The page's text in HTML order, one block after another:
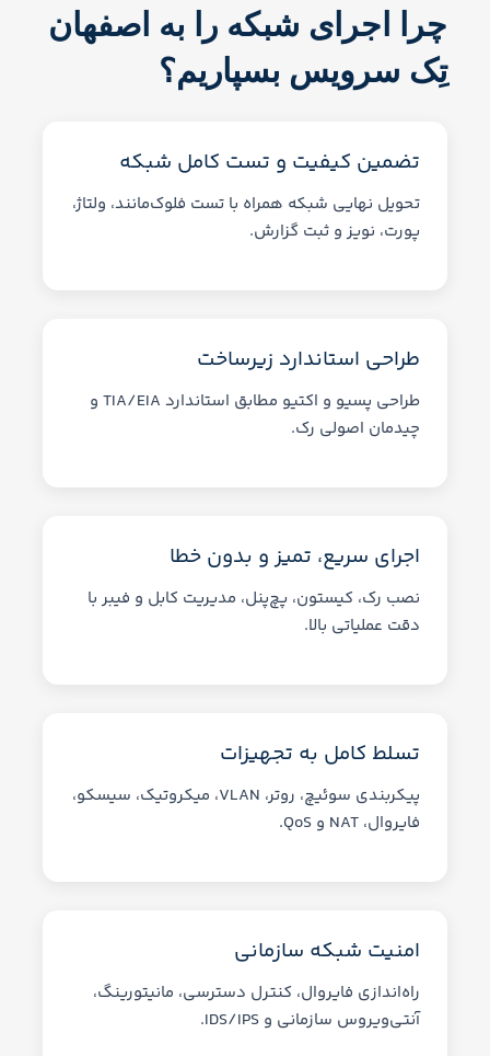
چرا اجرای شبکه را به اصفهان
تِک سرویس بسپاریم؟
تضمین کیفیت و تست کامل شبکه
تحویل نهایی شبکه همراه با تست فلوک‌مانند، ولتاژ،
پورت، نویز و ثبت گزارش.
طراحی استاندارد زیرساخت
طراحی پسیو و اکتیو مطابق استاندارد TIA/EIA و
چیدمان اصولی رک.
اجرای سریع، تمیز و بدون خطا
نصب رک، کیستون، پچ‌پنل، مدیریت کابل و فیبر با
دقت عملیاتی بالا.
تسلط کامل به تجهیزات
پیکربندی سوئیچ، روتر، VLAN، میکروتیک، سیسکو،
فایروال، NAT و QoS.
امنیت شبکه سازمانی
راه‌اندازی فایروال، کنترل دسترسی، مانیتورینگ،
آنتی‌ویروس سازمانی و IDS/IPS.